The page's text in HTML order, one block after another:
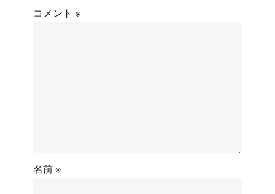
コメント※
名前※